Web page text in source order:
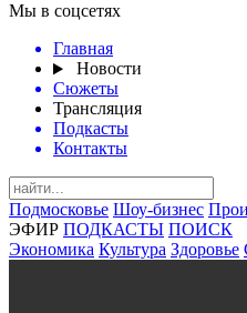
Мы в соцсетях
Главная
Новости
Сюжеты
Трансляция
Подкасты
Контакты
Подмосковье Шоу-бизнес
ЭФИР ПОДКАСТЫ ПОИСК
Экономика Культура Здоровье